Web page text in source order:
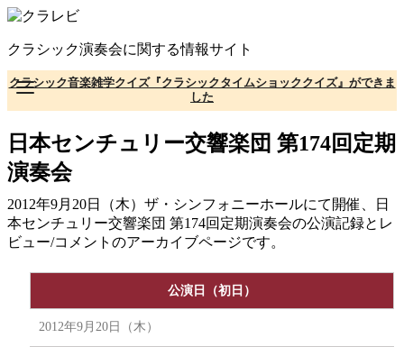
コ
テ
ン
ツ
へ
動
クラシック演奏会に関する情報サイト
クラシック音楽雑学クイズ『クラシックタイムショッククイズ』ができま
した
日本センチュリー交響楽団 第174回定期
演奏会
2012年9月20日（木）ザ・シンフォニーホールにて開催、日
本センチュリー交響楽団 第174回定期演奏会の公演記録とレ
ビュー/コメントのアーカイブページです。
公演日（初日）
2012年9月20日（木）